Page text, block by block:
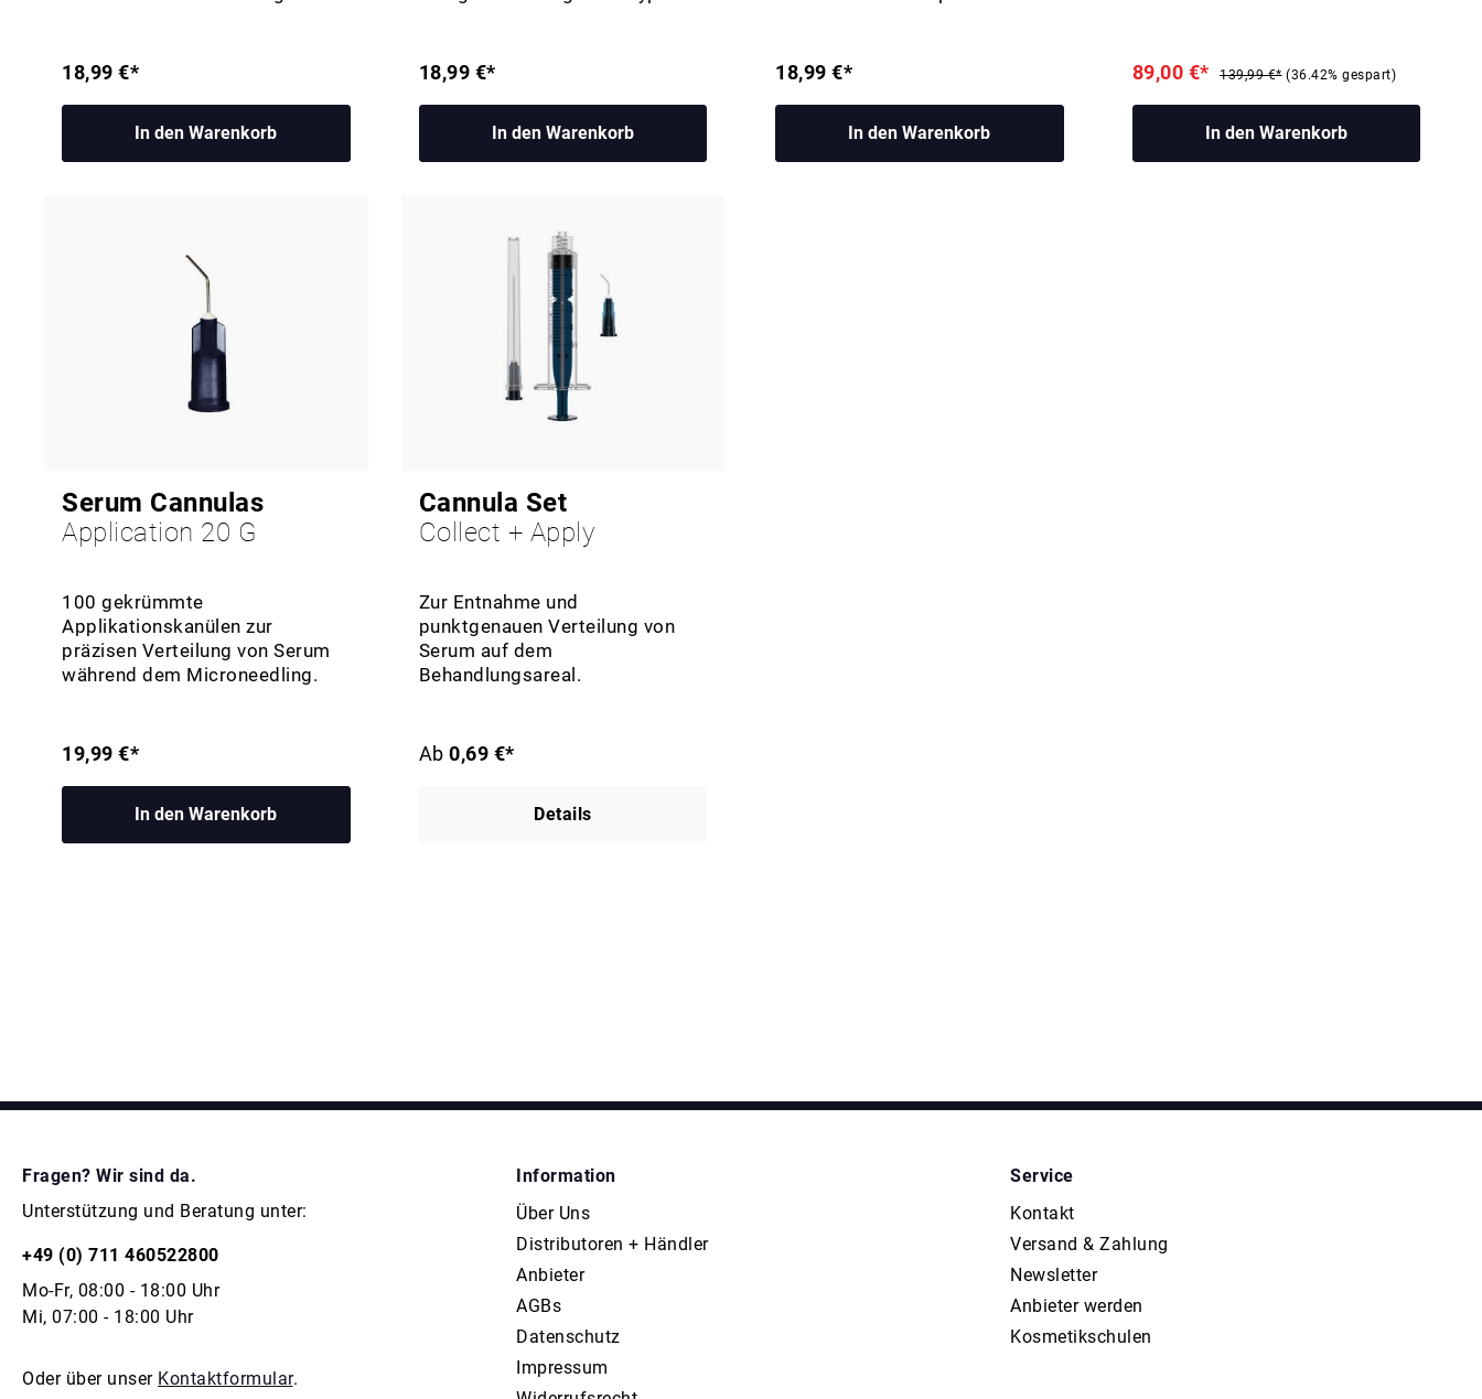
18,99 €*
In den Warenkorb
18,99 €*
In den Warenkorb
18,99 €*
In den Warenkorb
89,00 €* 139,99 €* (36.42% gespart)
In den Warenkorb
Serum Cannulas
Application 20 G
100 gekrümmte
Applikationskanülen zur
präzisen Verteilung von Serum
während dem Microneedling.
19,99 €*
In den Warenkorb
Cannula Set
Collect + Apply
Zur Entnahme und
punktgenauen Verteilung von
Serum auf dem
Behandlungsareal.
Ab 0,69 €*
Details
Fragen? Wir sind da.
Unterstützung und Beratung unter:
+49 (0) 711 460522800
Mo-Fr, 08:00 - 18:00 Uhr
Mi, 07:00 - 18:00 Uhr
Oder über unser Kontaktformular.
Information
Über Uns
Distributoren + Händler
Anbieter
AGBs
Datenschutz
Impressum
Service
Kontakt
Versand & Zahlung
Newsletter
Anbieter werden
Kosmetikschulen